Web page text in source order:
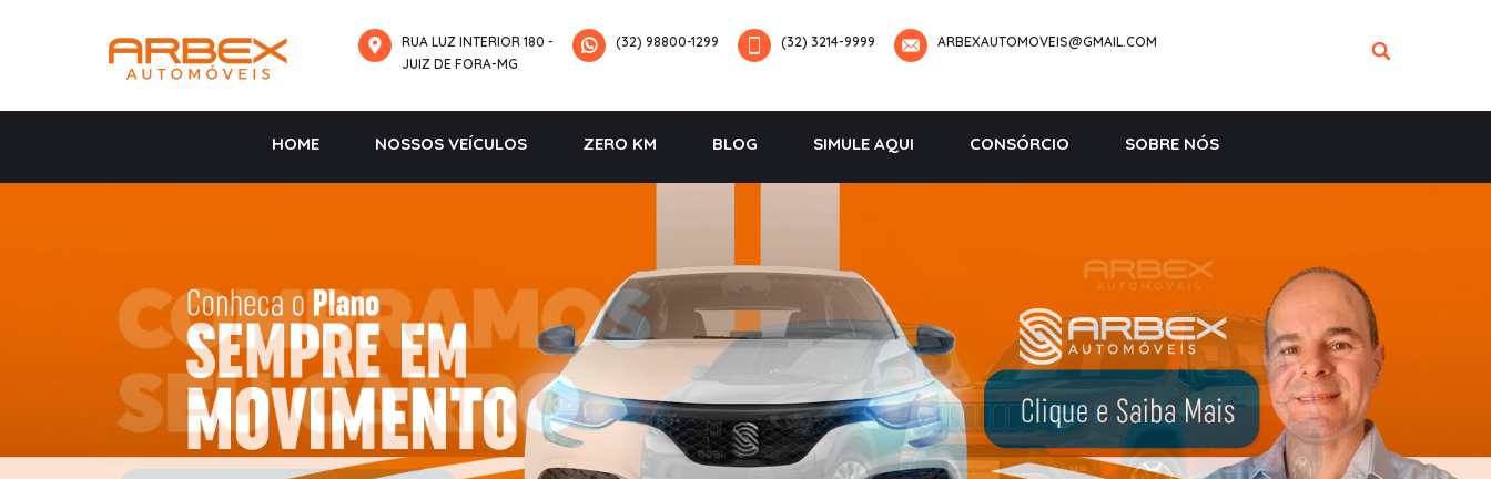
RUA LUZ INTERIOR 180 -
JUIZ DE FORA-MG
(32) 98800-1299 (32) 3214-9999 ARBEXAUTOMOVEIS@GMAIL.COM
HOME NOSSOS VEÍCULOS ZERO KM BLOG SIMULE AQUI CONSÓRCIO SOBRE NÓS